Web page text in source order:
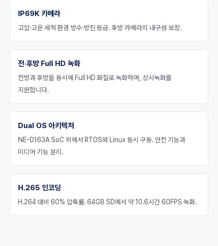
IP69K 카메라
고압·고온 세척 환경 방수·방진 등급. 후방 카메라의 내구성 보장.
전·후방 Full HD 녹화
전방과 후방을 동시에 Full HD 화질로 녹화하며, 상시녹화를
지원합니다.
Dual OS 아키텍처
NE-D163A SoC 위에서 RTOS와 Linux 동시 구동. 안전 기능과
미디어 기능 분리.
H.265 인코딩
H.264 대비 60% 압축률. 64GB SD에서 약 10.6시간 60FPS 녹화.